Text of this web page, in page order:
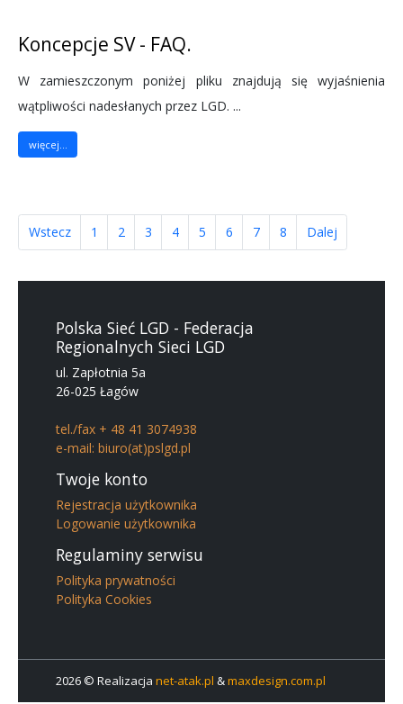
Koncepcje SV - FAQ.
W zamieszczonym poniżej pliku znajdują się wyjaśnienia
wątpliwości nadesłanych przez LGD. ...
więcej...
Wstecz 1 2 3 4 5 6 7 8 Dalej
Polska Sieć LGD - Federacja
Regionalnych Sieci LGD
ul. Zapłotnia 5a
26-025 Łagów
tel./fax + 48 41 3074938
e-mail: biuro(at)pslgd.pl
Twoje konto
Rejestracja użytkownika
Logowanie użytkownika
Regulaminy serwisu
Polityka prywatności
Polityka Cookies
2026 © Realizacja net-atak.pl &maxdesign.com.pl